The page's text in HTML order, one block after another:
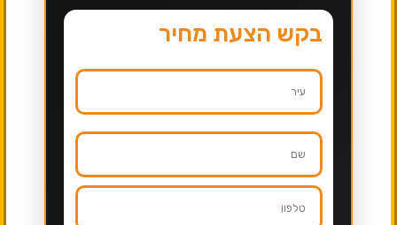
בקש הצעת מחיר